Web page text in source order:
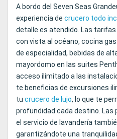
A bordo del Seven Seas
experiencia de crucero todo
detalle es atendido. Las
con vista al océano, cocina
de especialidad, bebidas de
mayordomo en las suites
acceso ilimitado a las
te beneficias de excursiones
tu crucero de lujo, lo que te
profundidad cada destino. Las
el servicio de lavandería
garantizándote una